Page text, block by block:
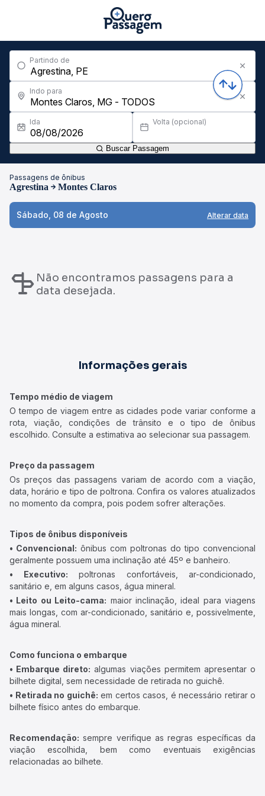
Partindo de
Indo para
Ida Volta (opcional)
Buscar Passagem
Passagens de ônibus
Agrestina Montes Claros
Sábado, 08 de Agosto Alterar data
Não encontramos passagens para a
data desejada.
Informações gerais
Tempo médio de viagem
O tempo de viagem entre as cidades pode variar conforme a
rota, viação, condições de trânsito e o tipo de ônibus
escolhido. Consulte a estimativa ao selecionar sua passagem.
Preço da passagem
Os preços das passagens variam de acordo com a viação,
data, horário e tipo de poltrona. Confira os valores atualizados
no momento da compra, pois podem sofrer alterações.
Tipos de ônibus disponíveis
• Convencional: ônibus com poltronas do tipo convencional
geralmente possuem uma inclinação até 45º e banheiro.
• Executivo: poltronas confortáveis, ar-condicionado,
sanitário e, em alguns casos, água mineral.
• Leito ou Leito-cama: maior inclinação, ideal para viagens
mais longas, com ar-condicionado, sanitário e, possivelmente,
água mineral.
Como funciona o embarque
• Embarque direto: algumas viações permitem apresentar o
bilhete digital, sem necessidade de retirada no guichê.
• Retirada no guichê: em certos casos, é necessário retirar o
bilhete físico antes do embarque.
Recomendação: sempre verifique as regras específicas da
viação escolhida, bem como eventuais exigências
relacionadas ao bilhete.